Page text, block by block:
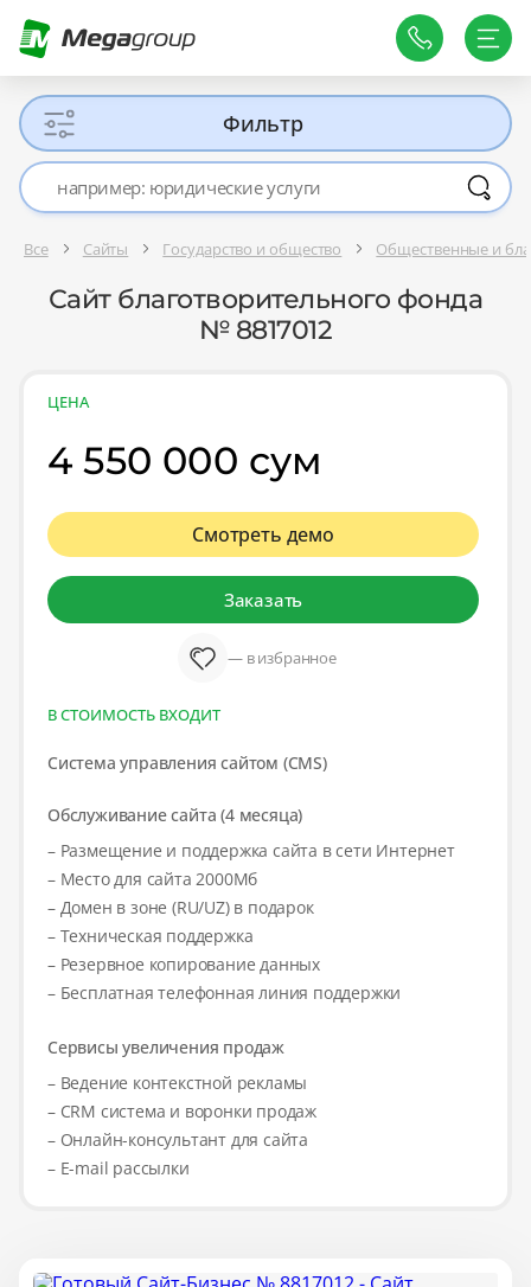
Фильтр
Все Сайты Государство и общество Общественные и
Сайт благотворительного фонда
№ 8817012
ЦЕНА
4 550 000 сум
Смотреть демо
Заказать
— в избранное
В СТОИМОСТЬ ВХОДИТ
Система управления сайтом (CMS)
Обслуживание сайта (4 месяца)
– Размещение и поддержка сайта в сети Интернет
– Место для сайта 2000Мб
– Домен в зоне (RU/UZ) в подарок
– Техническая поддержка
– Резервное копирование данных
– Бесплатная телефонная линия поддержки
Сервисы увеличения продаж
– Ведение контекстной рекламы
– CRM система и воронки продаж
– Онлайн-консультант для сайта
– E-mail рассылки